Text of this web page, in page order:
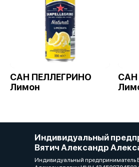
САН ПЕЛЛЕГРИНО
Лимон
САН
Индивидуальный
Вятич Александр
Индивидуальный предприниматель